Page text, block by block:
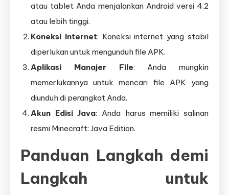
atau tablet Anda menjalankan Android versi 4.2
atau lebih tinggi.
Koneksi Internet: Koneksi internet yang stabil
diperlukan untuk mengunduh file APK.
Aplikasi Manajer File: Anda mungkin
memerlukannya untuk mencari file APK yang
diunduh di perangkat Anda.
Akun Edisi Java: Anda harus memiliki salinan
resmi Minecraft: Java Edition.
Panduan Langkah demi
Langkah untuk